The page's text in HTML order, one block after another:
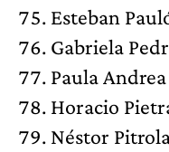
Esteban
Gabriela
Paula
Horacio
Néstor